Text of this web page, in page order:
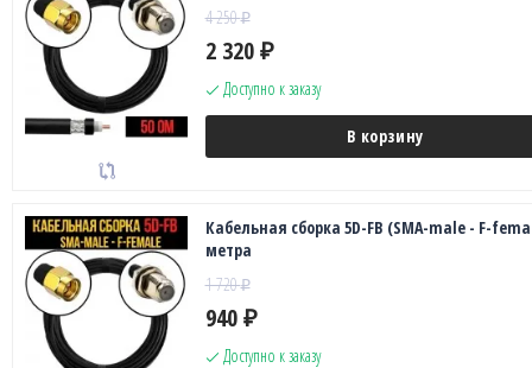
4 250₽
2 320 ₽
Доступно к заказу
В корзину
Кабельная сборка 5D-FB (SMA-male - F-
метра
1 720₽
940 ₽
Доступно к заказу